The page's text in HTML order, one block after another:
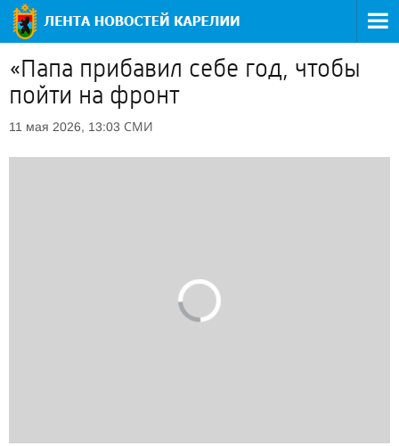
«Папа прибавил себе год, чтобы
пойти на фронт
11 мая 2026, 13:03 СМИ